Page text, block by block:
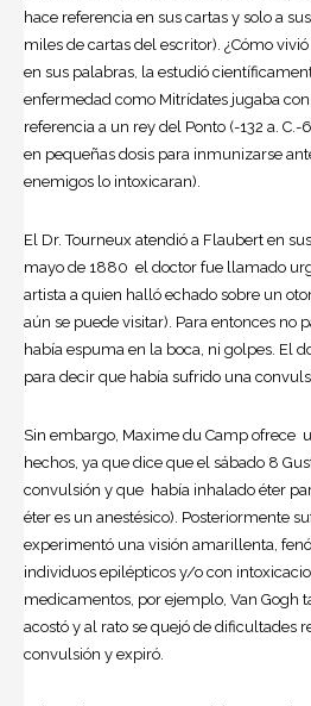
hace referencia en sus cartas y solo a
miles de cartas del escritor). ¿Cómo
en sus palabras, la estudió
enfermedad como Mitrídates jugaba con
referencia a un rey del Ponto (-132 a. C.-
en pequeñas dosis para inmunizarse
enemigos lo intoxicaran).
El Dr. Tourneux atendió a Flaubert en
mayo de 1880 el doctor fue llamado
artista a quien halló echado sobre un
aún se puede visitar). Para entonces no
había espuma en la boca, ni golpes. El
para decir que había sufrido una
Sin embargo, Maxime du Camp ofrece
hechos, ya que dice que el sábado 8
convulsión y que había inhalado éter
éter es un anestésico). Posteriormente
experimentó una visión amarillenta,
individuos epilépticos y/o con
medicamentos, por ejemplo, Van Gogh
acostó y al rato se quejó de dificultades
convulsión y expiró.